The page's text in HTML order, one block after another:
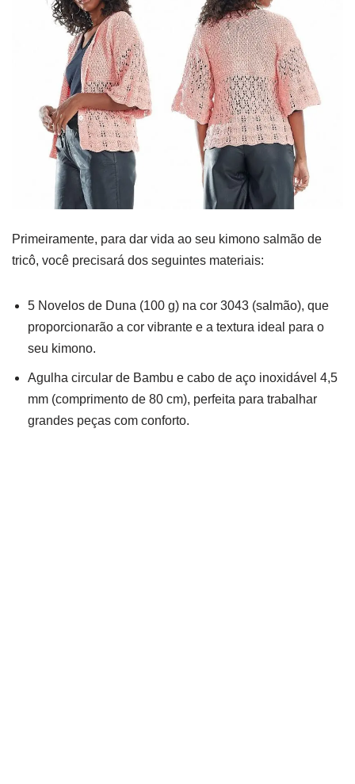
Primeiramente, para dar vida ao seu kimono salmão de
tricô, você precisará dos seguintes materiais:
5 Novelos de Duna (100 g) na cor 3043 (salmão), que
proporcionarão a cor vibrante e a textura ideal para o
seu kimono.
Agulha circular de Bambu e cabo de aço inoxidável 4,5
mm (comprimento de 80 cm), perfeita para trabalhar
grandes peças com conforto.